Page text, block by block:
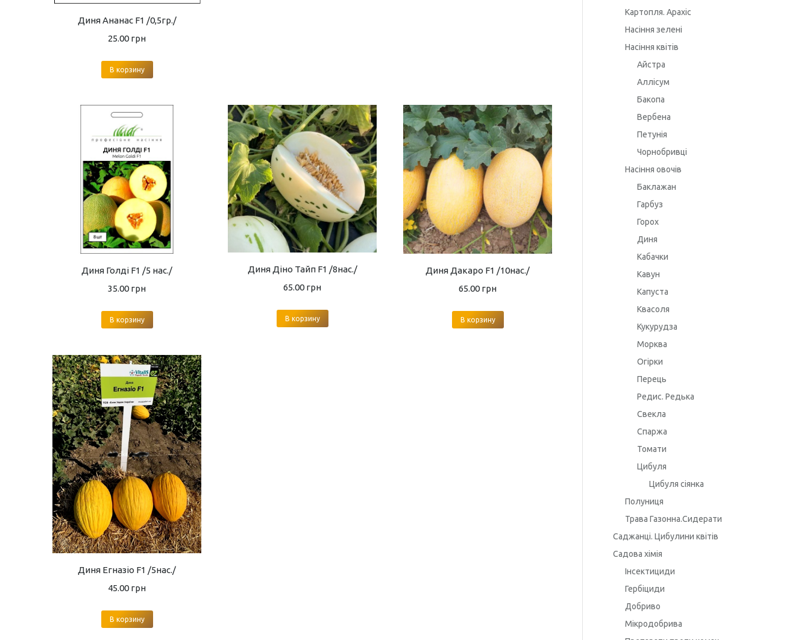
Диня Ананас F1 /0,5гр./
25.00 грн
В корзину
Диня Голді F1 /5 нас./
35.00 грн
В корзину
Диня Діно Тайп F1 /8нас./
65.00 грн
В корзину
Диня Дакаро F1 /10нас./
65.00 грн
В корзину
Диня Егназіо F1 /5нас./
45.00 грн
В корзину
Картопля. Арахіс
Насіння зелені
Насіння квітів
Айстра
Аллісум
Бакопа
Вербена
Петунія
Чорнобривці
Насіння овочів
Баклажан
Гарбуз
Горох
Диня
Кабачки
Кавун
Капуста
Квасоля
Кукурудза
Морква
Огірки
Перець
Редис. Редька
Свекла
Спаржа
Томати
Цибуля
Цибуля сіянка
Полуниця
Трава Газонна.Сидерати
Саджанці. Цибулини квітів
Садова хімія
Інсектициди
Гербіциди
Добриво
Мікродобрива